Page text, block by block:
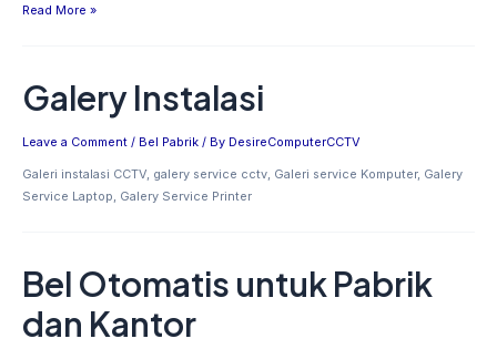
Read More »
Galery Instalasi
Leave a Comment / Bel Pabrik / By DesireComputerCCTV
Galeri instalasi CCTV, galery service cctv, Galeri service Komputer, Galery
Service Laptop, Galery Service Printer
Bel Otomatis untuk Pabrik
dan Kantor
Bel
Otomatis
untuk
Pabrik